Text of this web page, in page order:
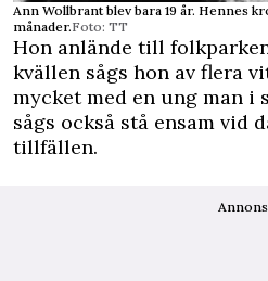
Ann Wollbrant blev bara 19 år. Hennes
månader.Foto: TT
Hon anlände till
kvällen sågs hon av flera
mycket med en ung man i
sågs också stå ensam vid
tillfällen.
Annons